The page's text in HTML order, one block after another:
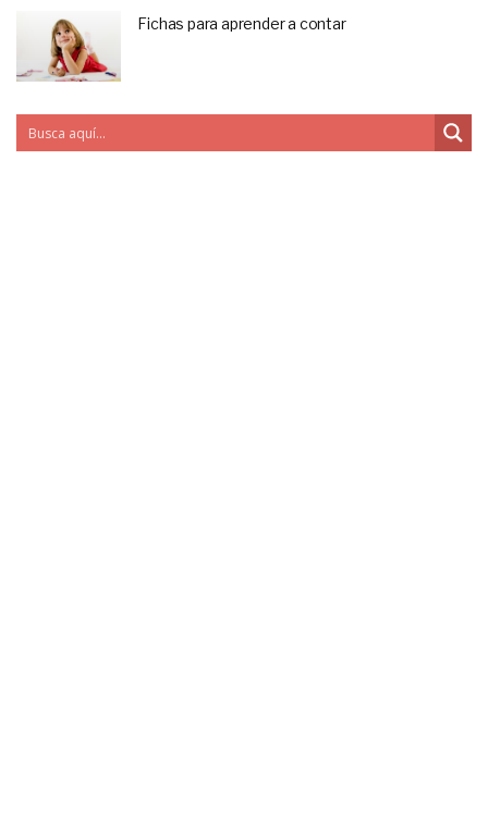
Fichas para aprender a contar